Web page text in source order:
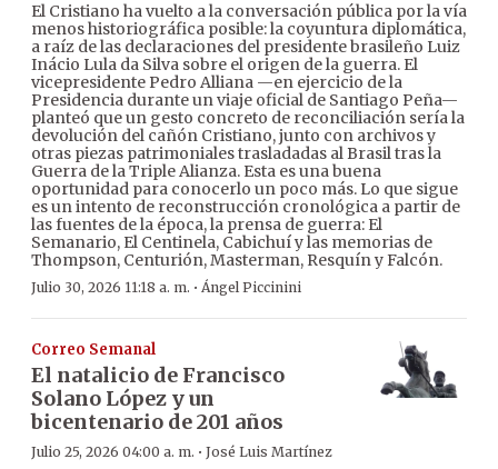
El Cristiano ha vuelto a la conversación pública por la vía
menos historiográfica posible: la coyuntura diplomática,
a raíz de las declaraciones del presidente brasileño Luiz
Inácio Lula da Silva sobre el origen de la guerra. El
vicepresidente Pedro Alliana —en ejercicio de la
Presidencia durante un viaje oficial de Santiago Peña—
planteó que un gesto concreto de reconciliación sería la
devolución del cañón Cristiano, junto con archivos y
otras piezas patrimoniales trasladadas al Brasil tras la
Guerra de la Triple Alianza. Esta es una buena
oportunidad para conocerlo un poco más. Lo que sigue
es un intento de reconstrucción cronológica a partir de
las fuentes de la época, la prensa de guerra: El
Semanario, El Centinela, Cabichuí y las memorias de
Thompson, Centurión, Masterman, Resquín y Falcón.
Julio 30, 2026 11:18 a. m. · Ángel Piccinini
Correo Semanal
El natalicio de Francisco
Solano López y un
bicentenario de 201 años
Julio 25, 2026 04:00 a. m. · José Luis Martínez